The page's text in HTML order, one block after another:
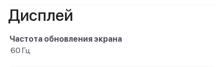
Дисплей
Частота обновления экрана
60 Гц